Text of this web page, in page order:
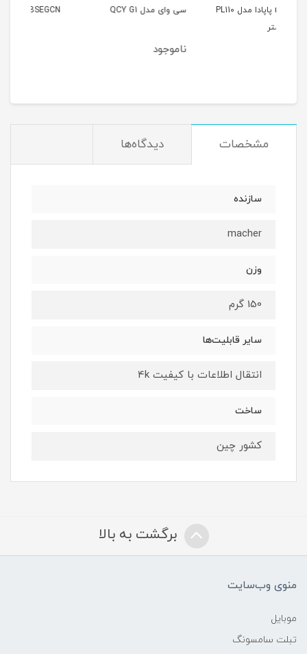
سی وای مدل QCY G1
EO-IG955BSEGCN
مشخصات دیدگاه‌ها
سازنده
macher
وزن
150 گرم
سایر قابلیت‌ها
انتقال اطلاعات با کیفیت 4k
ساخت
کشور چین
برگشت به بالا
منوی وب‌سایت
موبایل
تبلت سامسونگ